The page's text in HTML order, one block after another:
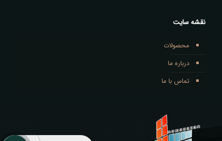
نقشه سایت
محصولات
درباره ما
تماس با ما